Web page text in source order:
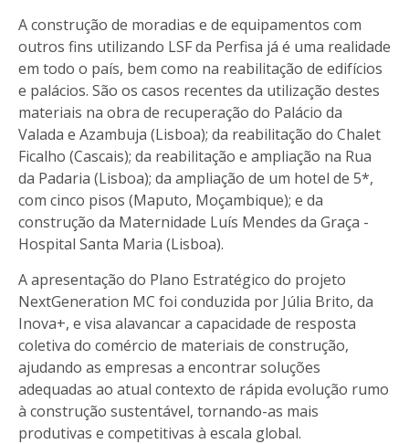
A construção de moradias e de equipamentos com
outros fins utilizando LSF da Perfisa já é uma realidade
em todo o país, bem como na reabilitação de edifícios
e palácios. São os casos recentes da utilização destes
materiais na obra de recuperação do Palácio da
Valada e Azambuja (Lisboa); da reabilitação do Chalet
Ficalho (Cascais); da reabilitação e ampliação na Rua
da Padaria (Lisboa); da ampliação de um hotel de 5*,
com cinco pisos (Maputo, Moçambique); e da
construção da Maternidade Luís Mendes da Graça -
Hospital Santa Maria (Lisboa).
A apresentação do Plano Estratégico do projeto
NextGeneration MC foi conduzida por Júlia Brito, da
Inova+, e visa alavancar a capacidade de resposta
coletiva do comércio de materiais de construção,
ajudando as empresas a encontrar soluções
adequadas ao atual contexto de rápida evolução rumo
à construção sustentável, tornando-as mais
produtivas e competitivas à escala global.